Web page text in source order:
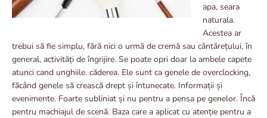
apa, seara
naturala.
Acestea ar
trebui să fie simplu, fără nici o urmă de cremă sau cântărețului, în
general, activități de îngrijire. Se poate opri doar la ambele capete
atunci cand unghiile. căderea. Ele sunt ca genele de overclocking,
făcând genele să crească drept și întunecate. Informații și
evenimente. Foarte subliniat și nu pentru a pensa pe genelor. Încă
pentru machiajul de scenă. Baza care a aplicat cu atenție pentru a